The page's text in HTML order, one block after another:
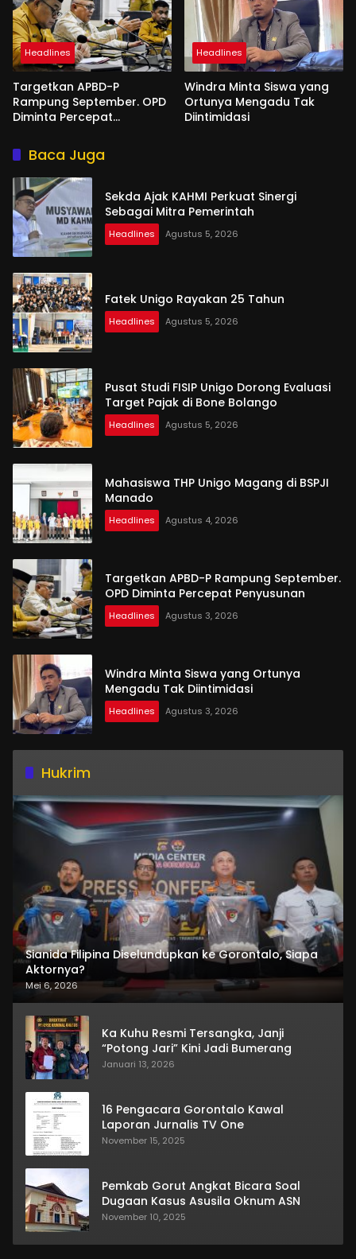
Headlines
Targetkan APBD-P
Rampung September. OPD
Diminta Percepat
Headlines
Windra Minta Siswa yang
Ortunya Mengadu Tak
Diintimidasi
Baca Juga
Sekda Ajak KAHMI Perkuat Sinergi
Sebagai Mitra Pemerintah
Headlines Agustus 5, 2026
Fatek Unigo Rayakan 25 Tahun
Headlines Agustus 5, 2026
Pusat Studi FISIP Unigo Dorong Evaluasi
Target Pajak di Bone Bolango
Headlines Agustus 5, 2026
Mahasiswa THP Unigo Magang di BSPJI
Manado
Headlines Agustus 4, 2026
Targetkan APBD-P Rampung September.
OPD Diminta Percepat Penyusunan
Headlines Agustus 3, 2026
Windra Minta Siswa yang Ortunya
Mengadu Tak Diintimidasi
Headlines Agustus 3, 2026
Hukrim
Sianida Filipina Diselundupkan ke Gorontalo, Siapa
Aktornya?
Mei 6, 2026
Ka Kuhu Resmi Tersangka, Janji
“Potong Jari” Kini Jadi Bumerang
Januari 13, 2026
16 Pengacara Gorontalo Kawal
Laporan Jurnalis TV One
November 15, 2025
Pemkab Gorut Angkat Bicara Soal
Dugaan Kasus Asusila Oknum ASN
November 10, 2025